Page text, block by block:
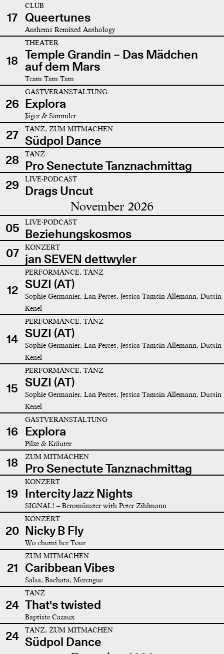
17
CLUB
Queertunes
Anthems Remixed Anthology
18
THEATER
Temple Grandin – Das Mädchen
auf dem Mars
Team Tam Tam
26
GASTVERANSTALTUNG
Explora
Jäger & Sammler
27 TANZ, ZUM MITMACHEN
Südpol Dance
28
TANZ
Pro Senectute Tanznachmittag
29
LIVE-PODCAST
Drags Uncut
November 2026
05 LIVE-PODCAST
Beziehungskosmos
07
KONZERT
jan SEVEN dettwyler
12
PERFORMANCE, TANZ
SUZI (AT)
Sophie Germanier, Lan Perces, Jessica Tamsin Allemann, Dustin
Kenel
14
PERFORMANCE, TANZ
SUZI (AT)
Sophie Germanier, Lan Perces, Jessica Tamsin Allemann, Dustin
Kenel
15
PERFORMANCE, TANZ
SUZI (AT)
Sophie Germanier, Lan Perces, Jessica Tamsin Allemann, Dustin
Kenel
16
GASTVERANSTALTUNG
Explora
Pilze & Kräuter
18 ZUM MITMACHEN
Pro Senectute Tanznachmittag
19
KONZERT
Intercity Jazz Nights
SIGNAL! – Beromünster with Peter Zihlmann
20
KONZERT
Nicky B Fly
Wo chumi her Tour
21
ZUM MITMACHEN
Caribbean Vibes
Salsa, Bachata, Merengue
24
TANZ
That's twisted
Baptiste Cazaux
24 TANZ, ZUM MITMACHEN
Südpol Dance